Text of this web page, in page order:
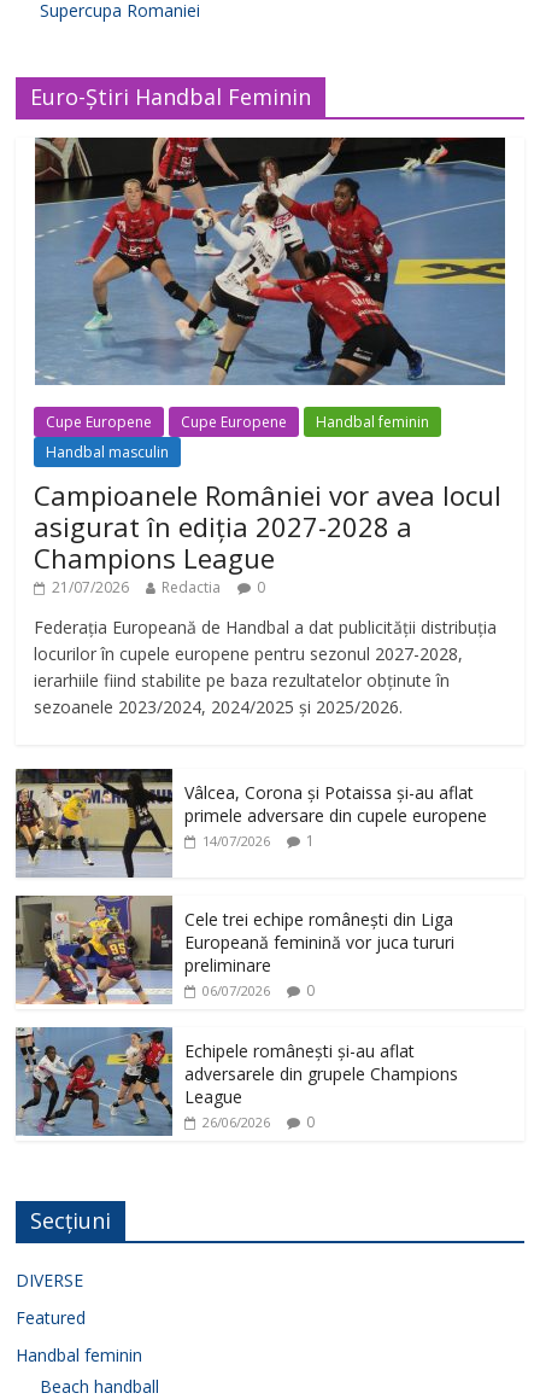
Supercupa Romaniei
Euro-Știri Handbal Feminin
Cupe Europene Cupe Europene
Handbal feminin
Handbal masculin
Campioanele României vor avea locul
asigurat în ediția 2027-2028 a
Champions League
21/07/2026 Redactia 0
Federația Europeană de Handbal a dat publicității distribuția
locurilor în cupele europene pentru sezonul 2027-2028,
ierarhiile fiind stabilite pe baza rezultatelor obținute în
sezoanele 2023/2024, 2024/2025 și 2025/2026.
Vâlcea, Corona și Potaissa și-au aflat
primele adversare din cupele europene
14/07/2026 1
Cele trei echipe românești din Liga
Europeană feminină vor juca tururi
preliminare
06/07/2026 0
Echipele românești și-au aflat
adversarele din grupele Champions
League
26/06/2026 0
Secțiuni
DIVERSE
Featured
Handbal feminin
Beach handball